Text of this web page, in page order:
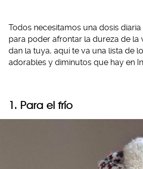
Todos necesitamos una dosis
para poder afrontar la dureza de la
dan la tuya, aquí te va una lista de
adorables y diminutos que hay en
1. Para el frío